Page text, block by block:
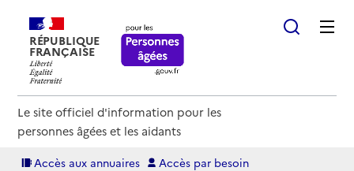
RÉPUBLIQUE
FRANÇAISE
Le site officiel d'information pour les
personnes âgées et les aidants
Accès aux annuaires Accès par besoin